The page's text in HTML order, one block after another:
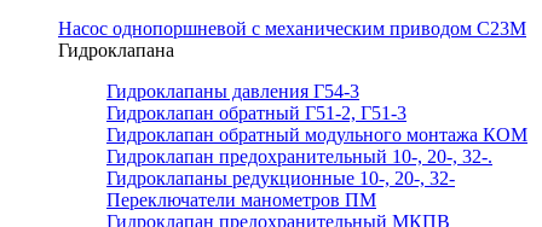
Насос однопоршневой с механическим приводом С23М
Гидроклапана
Гидроклапаны давления Г54-3
Гидроклапан обратный Г51-2, Г51-3
Гидроклапан обратный модульного монтажа КОМ
Гидроклапан предохранительный 10-, 20-, 32-.
Гидроклапаны редукционные 10-, 20-, 32-
Переключатели манометров ПМ
Гидроклапан предохранительный МКПВ